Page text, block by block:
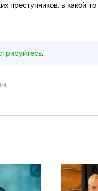
преступников, в какой-то
.